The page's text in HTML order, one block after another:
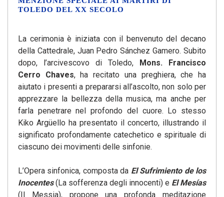
TOLEDO DEL XX SECOLO
La cerimonia è iniziata con il benvenuto del decano
della Cattedrale, Juan Pedro Sánchez Gamero. Subito
dopo, l’arcivescovo di Toledo, Mons. Francisco
Cerro Chaves, ha recitato una preghiera, che ha
aiutato i presenti a prepararsi all’ascolto, non solo per
apprezzare la bellezza della musica, ma anche per
farla penetrare nel profondo del cuore. Lo stesso
Kiko Argüello ha presentato il concerto, illustrando il
significato profondamente catechetico e spirituale di
ciascuno dei movimenti delle sinfonie.
L’Opera sinfonica, composta da El Sufrimiento de los
Inocentes(La sofferenza degli innocenti) e El Mesías
(Il Messia), propone una profonda meditazione